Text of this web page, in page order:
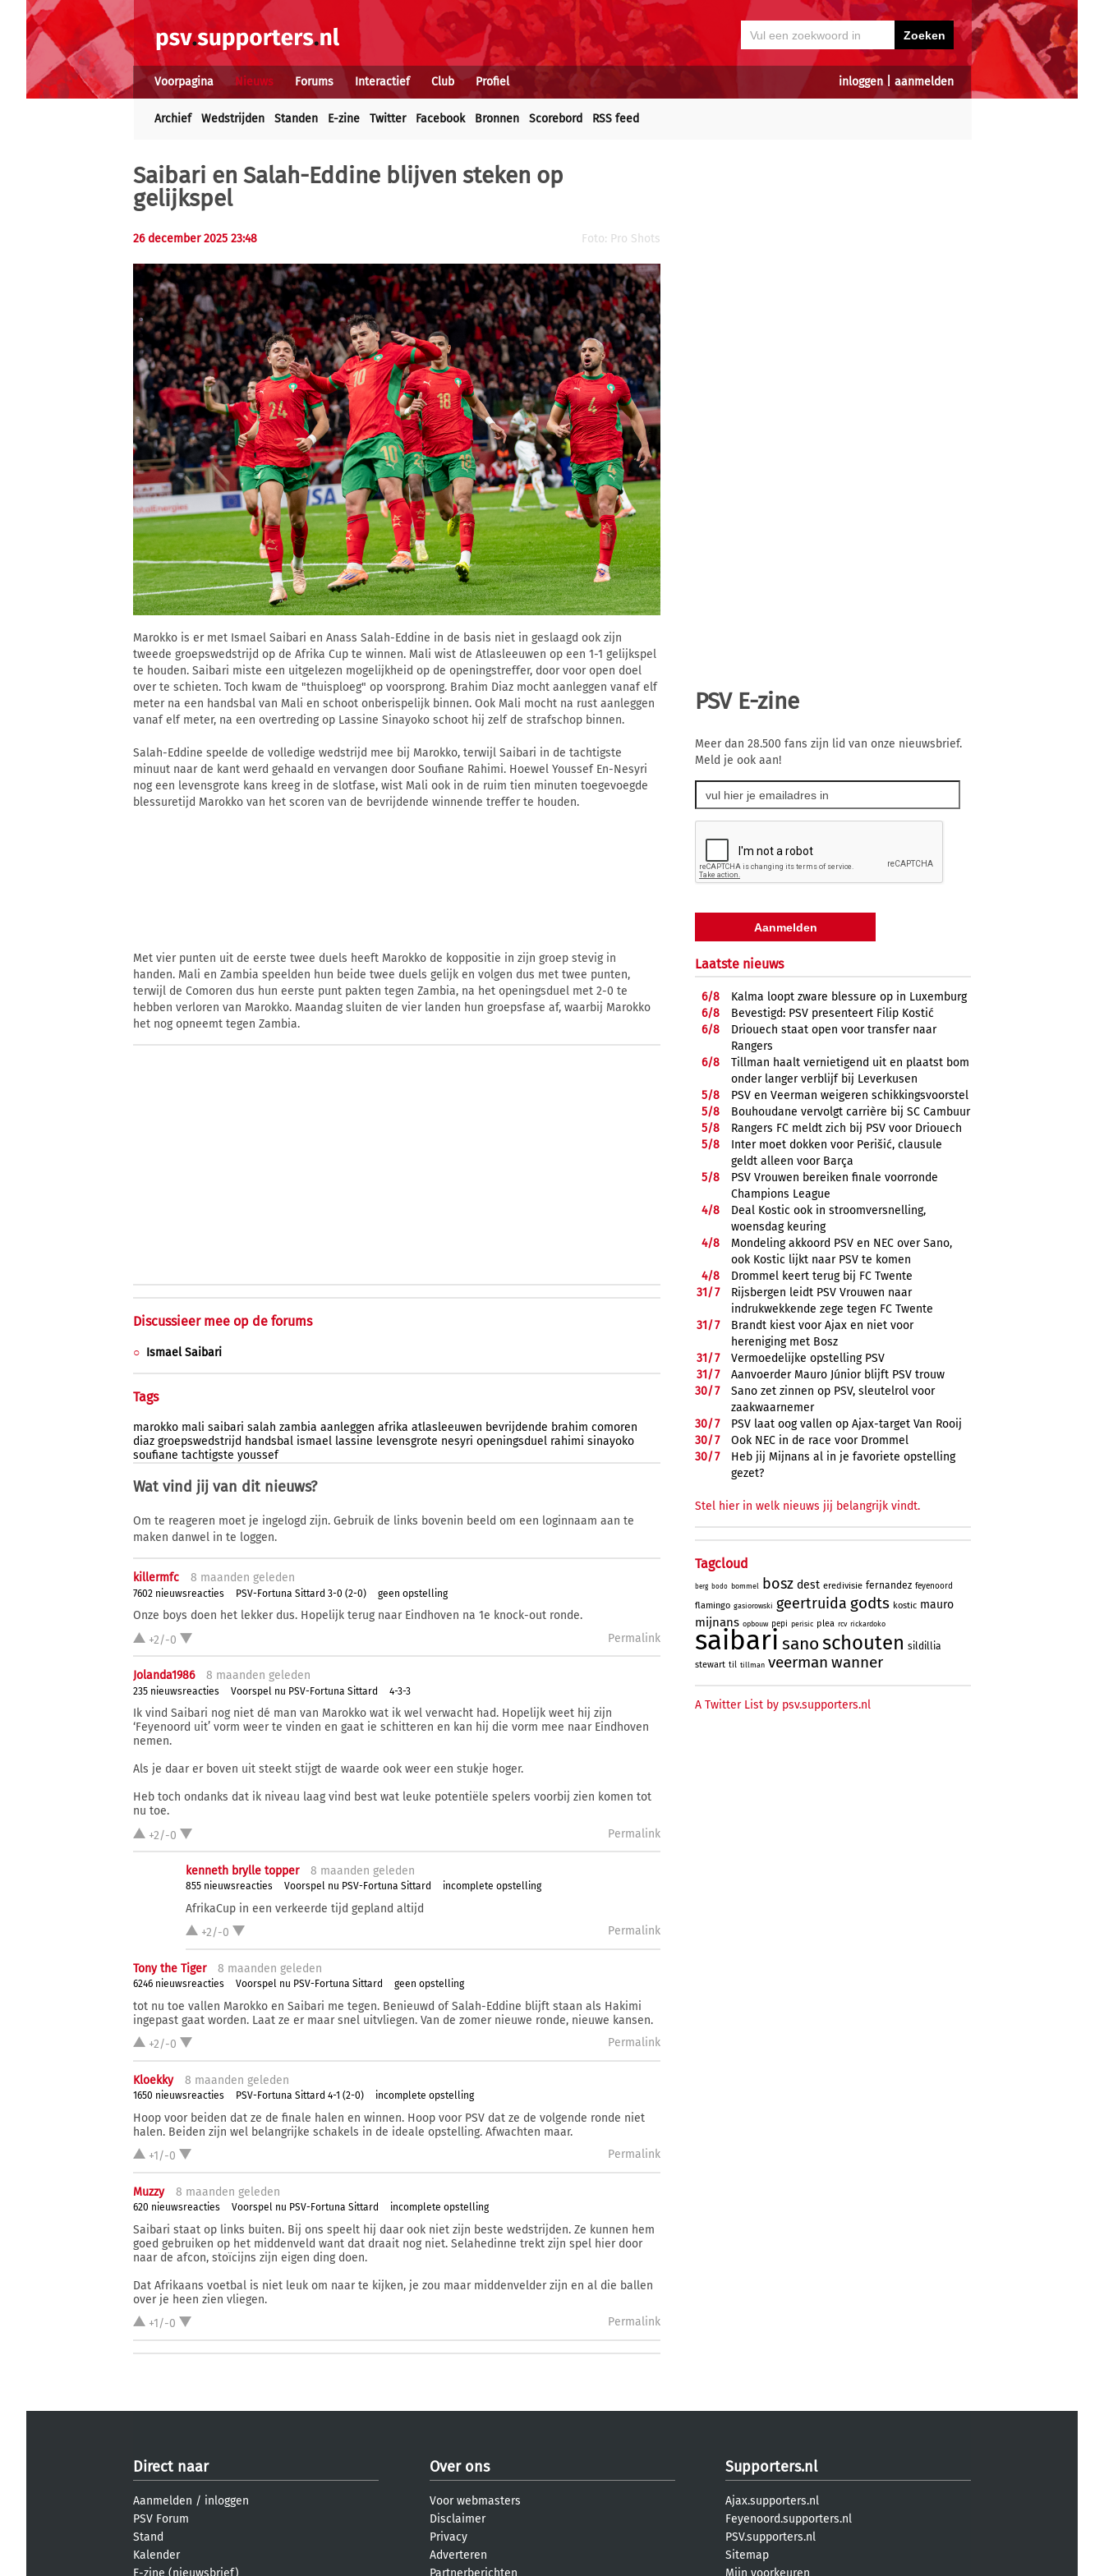
inloggen| aanmelden
Voorpagina Nieuws Forums Interactief Club Profiel
Archief Wedstrijden Standen E-zine Twitter Facebook Bronnen Scorebord RSS feed
Saibari en Salah-Eddine blijven steken op
gelijkspel
26 december 2025 23:48 Foto: Pro Shots
Marokko is er met Ismael Saibari en Anass Salah-Eddine in de basis niet in geslaagd ook zijn
tweede groepswedstrijd op de Afrika Cup te winnen. Mali wist de Atlasleeuwen op een 1-1 gelijkspel
te houden. Saibari miste een uitgelezen mogelijkheid op de openingstreffer, door voor open doel
over te schieten. Toch kwam de "thuisploeg" op voorsprong. Brahim Diaz mocht aanleggen vanaf elf
meter na een handsbal van Mali en schoot onberispelijk binnen. Ook Mali mocht na rust aanleggen
vanaf elf meter, na een overtreding op Lassine Sinayoko schoot hij zelf de strafschop binnen.
Salah-Eddine speelde de volledige wedstrijd mee bij Marokko, terwijl Saibari in de tachtigste
minuut naar de kant werd gehaald en vervangen door Soufiane Rahimi. Hoewel Youssef En-Nesyri
nog een levensgrote kans kreeg in de slotfase, wist Mali ook in de ruim tien minuten toegevoegde
blessuretijd Marokko van het scoren van de bevrijdende winnende treffer te houden.
Met vier punten uit de eerste twee duels heeft Marokko de koppositie in zijn groep stevig in
handen. Mali en Zambia speelden hun beide twee duels gelijk en volgen dus met twee punten,
terwijl de Comoren dus hun eerste punt pakten tegen Zambia, na het openingsduel met 2-0 te
hebben verloren van Marokko. Maandag sluiten de vier landen hun groepsfase af, waarbij Marokko
het nog opneemt tegen Zambia.
Discussieer mee op de forums
Ismael Saibari
Tags
marokko mali saibari salah zambia aanleggen afrika atlasleeuwen bevrijdende brahim comoren
diaz groepswedstrijd handsbal ismael lassine levensgrote nesyri openingsduel rahimi sinayoko
soufiane tachtigste youssef
Wat vind jij van dit nieuws?
Om te reageren moet je ingelogd zijn. Gebruik de links bovenin beeld om een loginnaam aan te
maken danwel in te loggen.
killermfc 8 maanden geleden
7602 nieuwsreacties PSV-Fortuna Sittard 3-0 (2-0) geen opstelling
Onze boys doen het lekker dus. Hopelijk terug naar Eindhoven na 1e knock-out ronde.
+2/-0
Permalink
Jolanda1986 8 maanden geleden
235 nieuwsreacties Voorspel nu PSV-Fortuna Sittard 4-3-3
Ik vind Saibari nog niet dé man van Marokko wat ik wel verwacht had. Hopelijk weet hij zijn
‘Feyenoord uit’ vorm weer te vinden en gaat ie schitteren en kan hij die vorm mee naar Eindhoven
nemen.
Als je daar er boven uit steekt stijgt de waarde ook weer een stukje hoger.
Heb toch ondanks dat ik niveau laag vind best wat leuke potentiële spelers voorbij zien komen tot
nu toe.
+2/-0
Permalink
kenneth brylle topper 8 maanden geleden
855 nieuwsreacties Voorspel nu PSV-Fortuna Sittard incomplete opstelling
AfrikaCup in een verkeerde tijd gepland altijd
+2/-0
Permalink
Tony the Tiger 8 maanden geleden
6246 nieuwsreacties Voorspel nu PSV-Fortuna Sittard geen opstelling
tot nu toe vallen Marokko en Saibari me tegen. Benieuwd of Salah-Eddine blijft staan als Hakimi
ingepast gaat worden. Laat ze er maar snel uitvliegen. Van de zomer nieuwe ronde, nieuwe kansen.
+2/-0
Permalink
Kloekky 8 maanden geleden
1650 nieuwsreacties PSV-Fortuna Sittard 4-1 (2-0) incomplete opstelling
Hoop voor beiden dat ze de finale halen en winnen. Hoop voor PSV dat ze de volgende ronde niet
halen. Beiden zijn wel belangrijke schakels in de ideale opstelling. Afwachten maar.
+1/-0
Permalink
Muzzy 8 maanden geleden
620 nieuwsreacties Voorspel nu PSV-Fortuna Sittard incomplete opstelling
Saibari staat op links buiten. Bij ons speelt hij daar ook niet zijn beste wedstrijden. Ze kunnen hem
goed gebruiken op het middenveld want dat draait nog niet. Selahedinne trekt zijn spel hier door
naar de afcon, stoïcijns zijn eigen ding doen.
Dat Afrikaans voetbal is niet leuk om naar te kijken, je zou maar middenvelder zijn en al die ballen
over je heen zien vliegen.
+1/-0
Permalink
PSV E-zine
Meer dan 28.500 fans zijn lid van onze nieuwsbrief.
Meld je ook aan!
Laatste nieuws
6/8
Kalma loopt zware blessure op in Luxemburg
6/8
Bevestigd: PSV presenteert Filip Kostić
6/8
Driouech staat open voor transfer naar
Rangers
6/8
Tillman haalt vernietigend uit en plaatst bom
onder langer verblijf bij Leverkusen
5/8
PSV en Veerman weigeren schikkingsvoorstel
5/8
Bouhoudane vervolgt carrière bij SC Cambuur
5/8
Rangers FC meldt zich bij PSV voor Driouech
5/8
Inter moet dokken voor Perišić, clausule
geldt alleen voor Barça
5/8
PSV Vrouwen bereiken finale voorronde
Champions League
4/8
Deal Kostic ook in stroomversnelling,
woensdag keuring
4/8
Mondeling akkoord PSV en NEC over Sano,
ook Kostic lijkt naar PSV te komen
4/8
Drommel keert terug bij FC Twente
31/7
Rijsbergen leidt PSV Vrouwen naar
indrukwekkende zege tegen FC Twente
31/7
Brandt kiest voor Ajax en niet voor
hereniging met Bosz
31/7
Vermoedelijke opstelling PSV
31/7
Aanvoerder Mauro Júnior blijft PSV trouw
30/7
Sano zet zinnen op PSV, sleutelrol voor
zaakwaarnemer
30/7
PSV laat oog vallen op Ajax-target Van Rooij
30/7
Ook NEC in de race voor Drommel
30/7
Heb jij Mijnans al in je favoriete opstelling
gezet?
Stel hier in welk nieuws jij belangrijk vindt.
Tagcloud
berg bodo bommel bosz dest eredivisie fernandez feyenoord
flamingo gasiorowski geertruida godts kostic mauro
mijnans opbouw pepi perisic plea rcv rickardoko
saibari sanoschouten sildillia
stewart til tillman veerman wanner
A Twitter List by psv.supporters.nl
Direct naar
Aanmelden / inloggen
PSV Forum
Stand
Kalender
E-zine (nieuwsbrief)
Over ons
Voor webmasters
Disclaimer
Privacy
Adverteren
Partnerberichten
Supporters.nl
Ajax.supporters.nl
Feyenoord.supporters.nl
PSV.supporters.nl
Sitemap
Mijn voorkeuren